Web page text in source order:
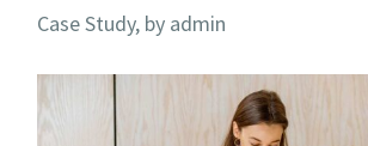
Case Study, by admin